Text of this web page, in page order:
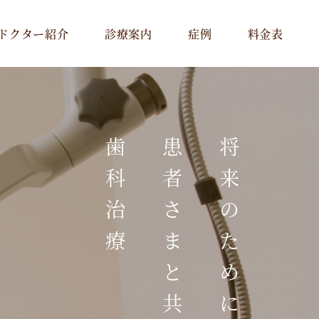
クター紹介 診療案内
一般治療･予防治療
インプラント
審美治療
矯正歯科
症例 料金表
将来のために
歯科治療